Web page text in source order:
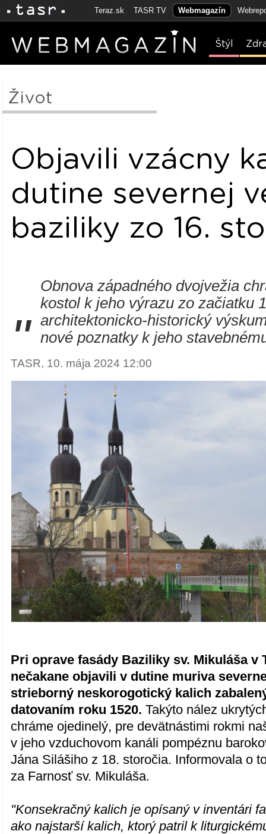
Teraz.sk TASR TV Webmagazín
Štýl
Život
Objavili vzácny
dutine severnej
baziliky zo 16.
"
Obnova západného dvojvežia
kostol k jeho výrazu zo začiatku
architektonicko-historický
nové poznatky k jeho
TASR, 10. mája 2024 12:00
Pri oprave fasády Baziliky sv. Mikuláša v
nečakane objavili v dutine muriva
strieborný neskorogotický kalich
datovaním roku 1520. Takýto nález
chráme ojedinelý, pre devätnástimi rokmi
v jeho vzduchovom kanáli pompéznu
Jána Silášiho z 18. storočia. Informovala o
za Farnosť sv. Mikuláša.
"Konsekračný kalich je opísaný v inventári
ako najstarší kalich, ktorý patril k